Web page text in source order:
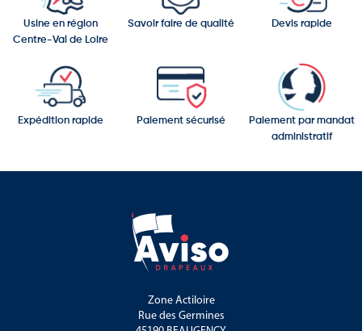
Usine en région
Centre-Val de Loire
Savoir faire de qualité Devis rapide
Expédition rapide Paiement sécurisé
Paiement par mandat
administratif
Zone Actiloire
Rue des Germines